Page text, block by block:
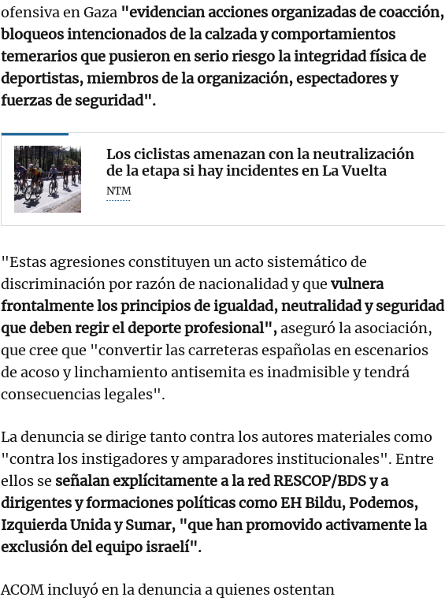
ofensiva en Gaza "evidencian acciones organizadas de coacción,
bloqueos intencionados de la calzada y comportamientos
temerarios que pusieron en serio riesgo la integridad física de
deportistas, miembros de la organización, espectadores y
fuerzas de seguridad".
Los ciclistas amenazan con la neutralización
de la etapa si hay incidentes en La Vuelta
NTM
"Estas agresiones constituyen un acto sistemático de
discriminación por razón de nacionalidad y que vulnera
frontalmente los principios de igualdad, neutralidad y seguridad
que deben regir el deporte profesional",aseguró la asociación,
que cree que "convertir las carreteras españolas en escenarios
de acoso y linchamiento antisemita es inadmisible y tendrá
consecuencias legales".
La denuncia se dirige tanto contra los autores materiales como
"contra los instigadores y amparadores institucionales". Entre
ellos se señalan explícitamente a la red RESCOP/BDS y a
dirigentes y formaciones políticas como EH Bildu, Podemos,
Izquierda Unida y Sumar, "que han promovido activamente la
exclusión del equipo israelí".
ACOM incluyó en la denuncia a quienes ostentan